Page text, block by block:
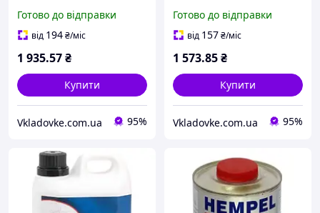
бензостійкої гуми сірий
для човнів та катерів
Готово до відправки
від 194₴/міс
1 935.57₴
Купити
Vkladovke.com.ua 95%
масло-бензостійкий
пластик переносний для
Готово до відправки
від 157₴/міс
1 573.85₴
Купити
Vkladovke.com.ua 95%